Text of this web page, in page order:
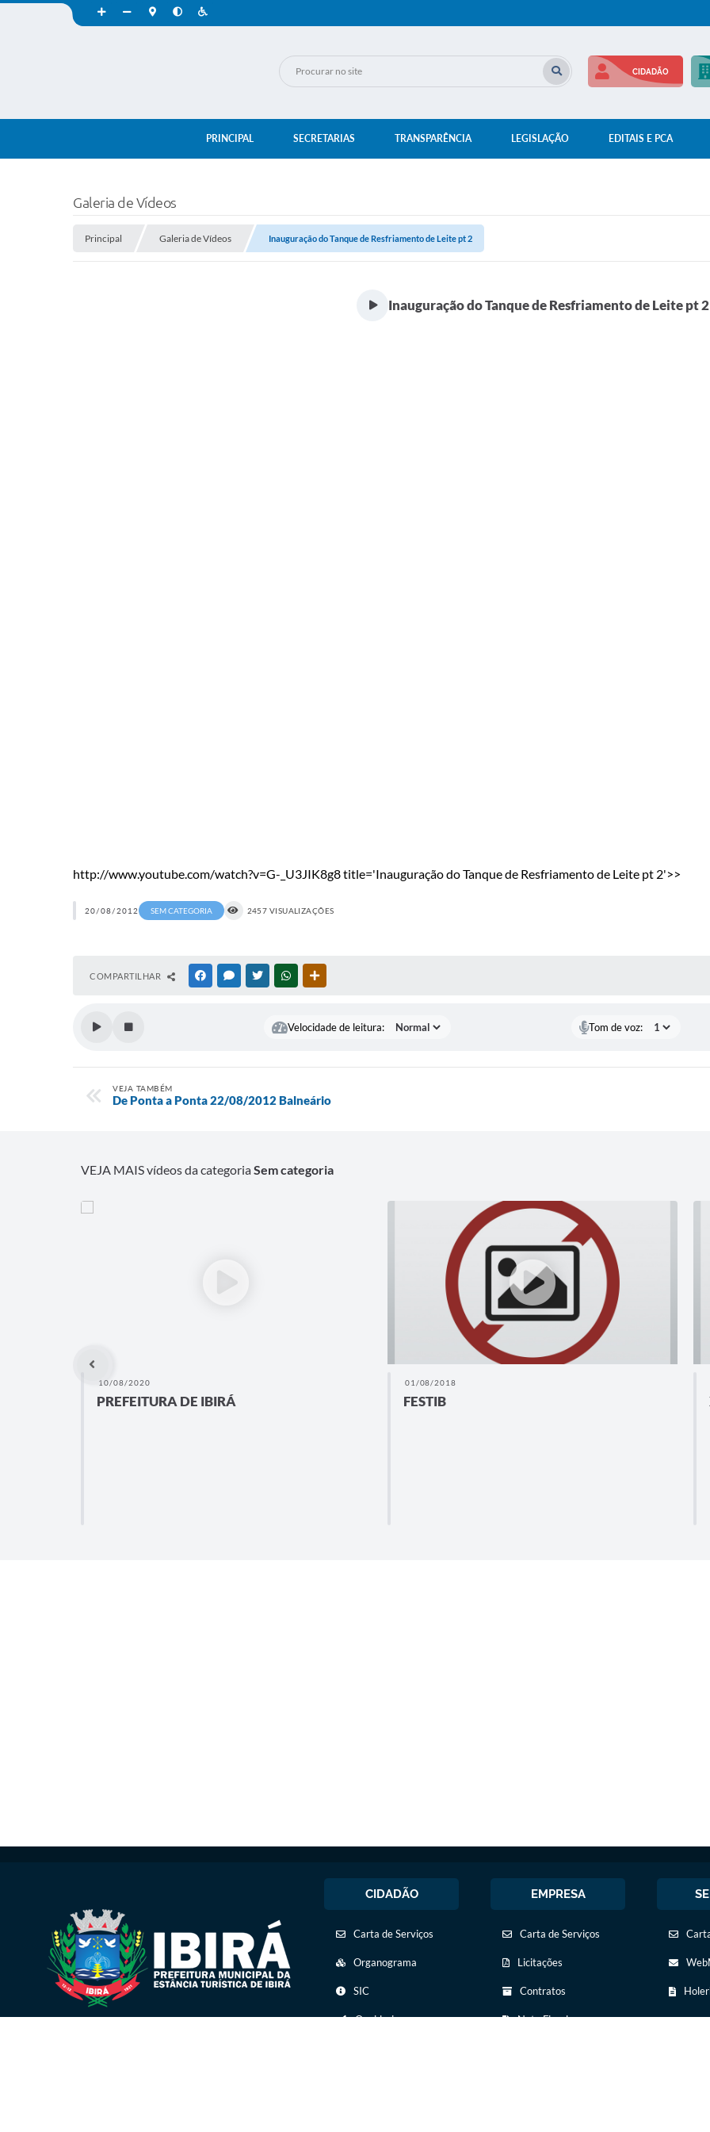
CIDADÃO
PRINCIPAL SECRETARIAS TRANSPARÊNCIA LEGISLAÇÃO EDITAIS E PCA
Galeria de Vídeos
Principal Galeria de Vídeos Inauguração do Tanque de Resfriamento de Leite pt 2
Inauguração do Tanque de Resfriamento de Leite pt 2
http://www.youtube.com/watch?v=G-_U3JIK8g8 title='Inauguração do Tanque de Resfriamento de Leite pt 2'>>
20/08/2012 SEM CATEGORIA 2457 VISUALIZAÇÕES
COMPARTILHAR FACEBOOKMESSENGER
TWITTERWHATSAPP
Velocidade de leitura: Tom de voz:
VEJA TAMBÉM
De Ponta a Ponta 22/08/2012 Balneário
VEJA MAIS vídeos da categoriaSem categoria
10/08/2020
PREFEITURA DE IBIRÁ
01/08/2018
FESTIB
CIDADÃO
Carta de Serviços
Organograma
SIC
Ouvidoria
EMPRESA
Carta de Serviços
Licitações
Contratos
Nota Fiscal